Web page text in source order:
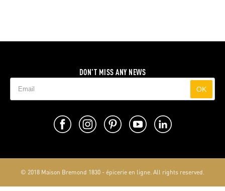
DON'T MISS ANY NEWS
OK
© 2018 Maison Bremond 1830 - épicerie en ligne. All rights reserved.